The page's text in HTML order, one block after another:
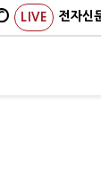
LIVE 전자신